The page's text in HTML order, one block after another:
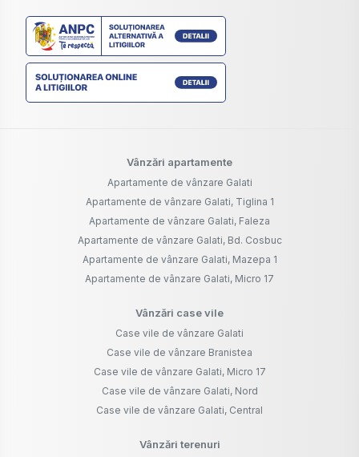
Vânzări apartamente
Apartamente de vânzare Galati
Apartamente de vânzare Galati, Tiglina 1
Apartamente de vânzare Galati, Faleza
Apartamente de vânzare Galati, Bd. Cosbuc
Apartamente de vânzare Galati, Mazepa 1
Apartamente de vânzare Galati, Micro 17
Vânzări case vile
Case vile de vânzare Galati
Case vile de vânzare Branistea
Case vile de vânzare Galati, Micro 17
Case vile de vânzare Galati, Nord
Case vile de vânzare Galati, Central
Vânzări terenuri